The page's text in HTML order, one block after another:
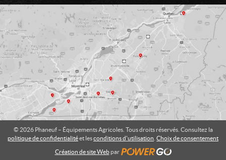
É
q
u
i
p
e
m
e
n
s
© 2026 Phaneuf – Équipements Agricoles. Tous droits réservés. Consultez la
politique de confidentialitéet lesconditions d'utilisation Choix de consentement
Création de site Webpar